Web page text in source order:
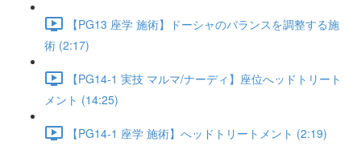
【PG13 座学 施術】ドーシャのバランスを調整する施
術 (2:17)
【PG14-1 実技 マルマ/ナーディ】座位へッドトリート
メント (14:25)
【PG14-1 座学 施術】へッドトリートメント (2:19)